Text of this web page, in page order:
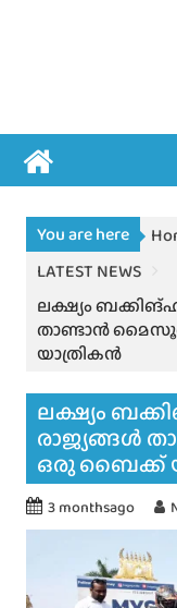
You are here
LATEST NEWS
ലക്ഷ്യം
താണ്ടാൻ
യാത്രികൻ
ലക്ഷ്യം
രാജ്യങ്ങൾ
ഒരു ബൈക്ക്
3 monthsago